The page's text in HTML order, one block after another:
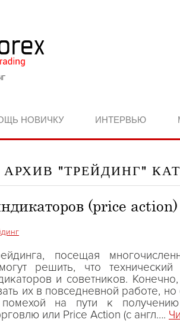
НОВИЧКУ ИНТЕРВЬЮ
АРХИВ "ТРЕЙДИНГ"
(price action)
посещая
решить, что
и советников.
их в повседневной работе, но
на пути к
или Price Action (c англ….